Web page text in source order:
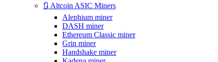
🔃 Altcoin ASIC Miners
Alephium miner
DASH miner
Ethereum Classic miner
Grin miner
Handshake miner